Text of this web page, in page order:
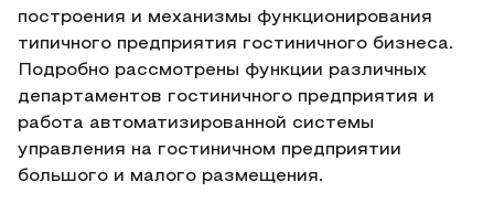
построения и механизмы функционирования
типичного предприятия гостиничного бизнеса.
Подробно рассмотрены функции различных
департаментов гостиничного предприятия и
работа автоматизированной системы
управления на гостиничном предприятии
большого и малого размещения.